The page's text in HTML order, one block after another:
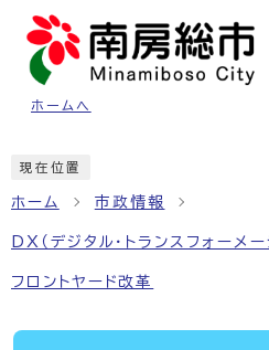
ページの先頭です
ホームへ
現在位置
ホーム 市政情報
DX（デジタル・トランスフォーメ
フロントヤード改革